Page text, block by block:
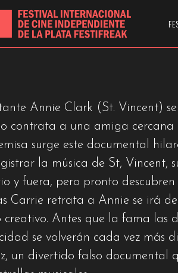
Annie Clark (St. Vincent)
contrata a una amiga
surge este documental
la música de St, Vincent,
y fuera, pero pronto
Carrie retrata a Annie se irá
creativo. Antes que la fama las
se volverán cada vez más
un divertido falso documental